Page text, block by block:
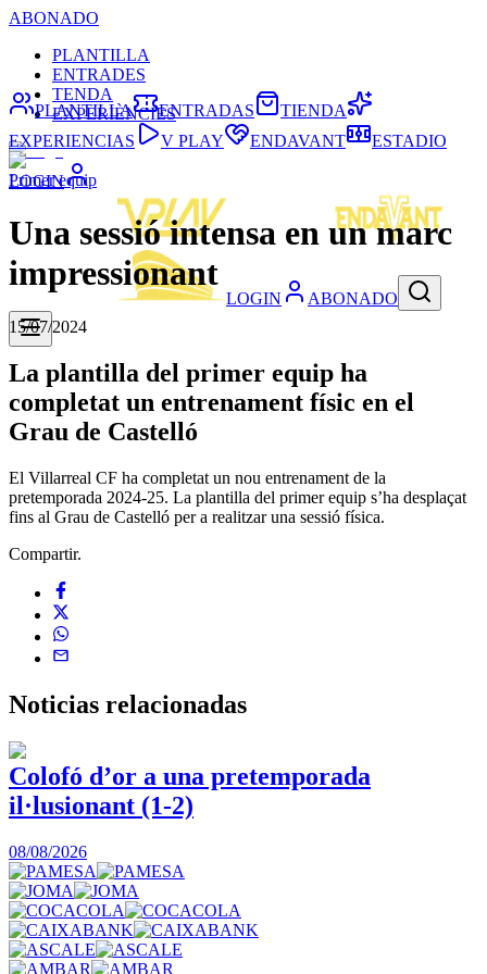
ABONADO
PLANTILLA
ENTRADES
TENDA
EXPERIÈNCIES
LOGIN
LOGIN ABONADO
PLANTILLA ENTRADAS
TIENDA
EXPERIENCIAS
V PLAY ENDAVANT ESTADIO
Primer equip
Una sessió intensa en un marc
impressionant
15/07/2024
La plantilla del primer equip ha
completat un entrenament físic en el
Grau de Castelló
El Villarreal CF ha completat un nou entrenament de la
pretemporada 2024-25. La plantilla del primer equip s’ha desplaçat
fins al Grau de Castelló per a realitzar una sessió física.
Compartir.
Noticias relacionadas
Colofó d’or a una pretemporada
il·lusionant (1-2)
08/08/2026